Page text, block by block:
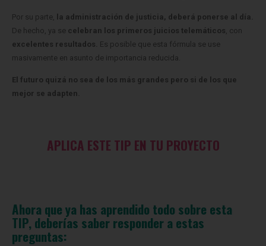
Por su parte,
la administración de justicia, deberá ponerse al día.
De hecho, ya se celebran los primeros juicios telemáticos , con
excelentes resultados. Es posible que esta fórmula se use
masivamente en asunto de importancia reducida.
El futuro quizá no sea de los más grandes pero si de los que
mejor se adapten.
APLICA ESTE TIP EN TU PROYECTO
Ahora que ya has aprendido todo sobre esta
TIP, deberías saber responder a estas
preguntas: